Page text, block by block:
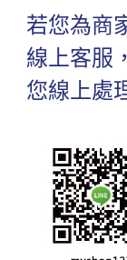
若您為商
線上客服
您線上處